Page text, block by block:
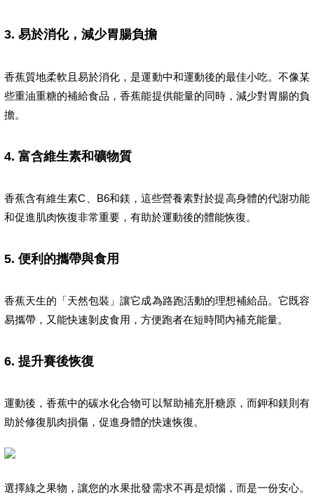
3. 易於消化，減少胃腸負擔
香蕉質地柔軟且易於消化，是運動中和運動後的最佳小吃。不像某
些重油重糖的補給食品，香蕉能提供能量的同時，減少對胃腸的負
擔。
4. 富含維生素和礦物質
香蕉含有維生素C、B6和鎂，這些營養素對於提高身體的代謝功能
和促進肌肉恢復非常重要，有助於運動後的體能恢復。
5. 便利的攜帶與食用
香蕉天生的「天然包裝」讓它成為路跑活動的理想補給品。它既容
易攜帶，又能快速剝皮食用，方便跑者在短時間內補充能量。
6. 提升賽後恢復
運動後，香蕉中的碳水化合物可以幫助補充肝糖原，而鉀和鎂則有
助於修復肌肉損傷，促進身體的快速恢復。
選擇綠之果物，讓您的水果批發需求不再是煩惱，而是一份安心。